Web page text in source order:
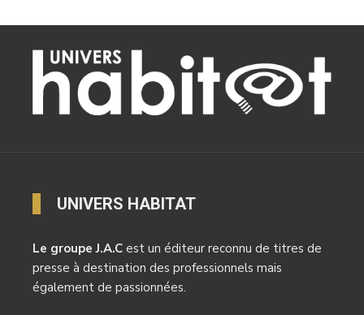
UNIVERS HABITAT
Le groupe J.A.C est un éditeur reconnu de titres de
presse à destination des professionnels mais
également de passionnées.